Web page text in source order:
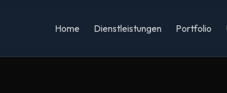
Home Dienstleistungen Portfolio